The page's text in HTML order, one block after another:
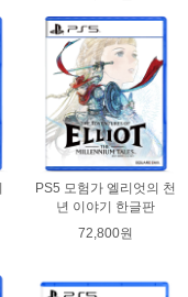
PS5 모험가 엘리엇의 천
년 이야기 한글판
72,800원